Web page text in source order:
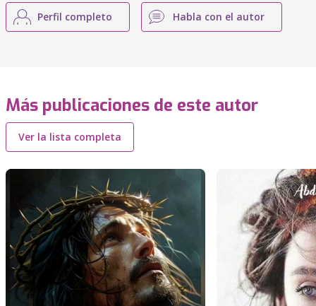
Perfil completo Habla con el autor
Más publicaciones de este autor
Ver la lista completa